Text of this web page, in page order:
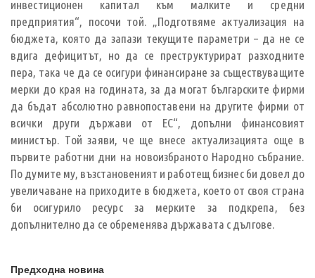
инвестиционен капитал към малките и средни
предприятия“, посочи той. „Подготвяме актуализация на
бюджета, която да запази текущите параметри – да не се
вдига дефицитът, но да се преструктурират разходните
пера, така че да се осигури финансиране за съществуващите
мерки до края на годината, за да могат българските фирми
да бъдат абсолютно равнопоставени на другите фирми от
всички други държави от ЕС“, допълни финансовият
министър. Той заяви, че ще внесе актуализацията още в
първите работни дни на новоизбраното Народно събрание.
По думите му, възстановеният и работещ бизнес би довел до
увеличаване на приходите в бюджета, което от своя страна
би осигурило ресурс за мерките за подкрепа, без
допълнително да се обременява държавата с дългове.
Предходна новина